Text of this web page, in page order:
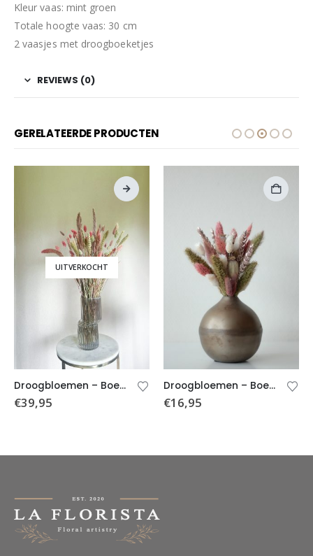
Kleur vaas: mint groen
Totale hoogte vaas: 30 cm
2 vaasjes met droogboeketjes
REVIEWS (0)
GERELATEERDE PRODUCTEN
UITVERKOCHT
Droogbloemen – Boeket Veerle (incl. vaas)
€39,95
Droogbloemen – Boeket Fenne (incl. vaas)
€16,95